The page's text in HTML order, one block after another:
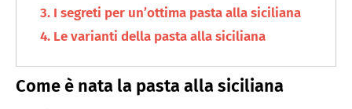
I segreti per un’ottima pasta alla siciliana
Le varianti della pasta alla siciliana
Come è nata la pasta alla siciliana